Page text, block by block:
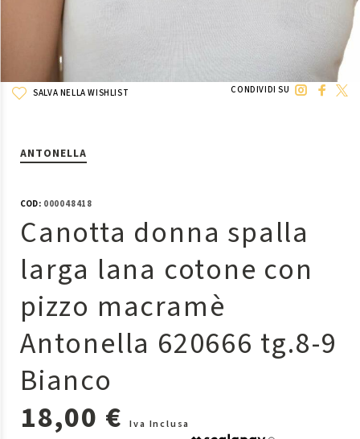
SALVA NELLA WISHLIST CONDIVIDI SU
ANTONELLA
COD:000048418
Canotta donna spalla
larga lana cotone con
pizzo macramè
Antonella 620666 tg.8-9
Bianco
18,00 €
Iva Inclusa